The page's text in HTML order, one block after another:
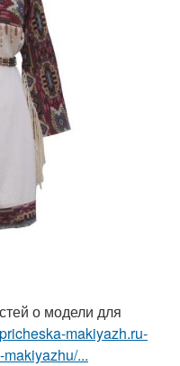
о модели для
makiyazh.ru-
...